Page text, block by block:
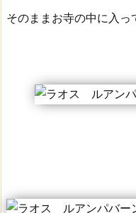
そのままお寺の中に入っ